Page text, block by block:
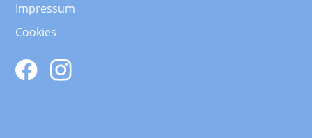
Impressum
Cookies